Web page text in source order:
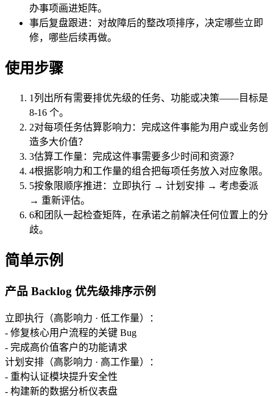
办事项画进矩阵。
事后复盘跟进：对故障后的整改项排序，决定哪些立即
修，哪些后续再做。
使用步骤
1 列出所有需要排优先级的任务、功能或决策——目标是
8-16 个。
2对每项任务估算影响力：完成这件事能为用户或业务创
造多大价值？
3估算工作量：完成这件事需要多少时间和资源？
4根据影响力和工作量的组合把每项任务放入对应象限。
5按象限顺序推进：立即执行 → 计划安排 → 考虑委派
→ 重新评估。
6和团队一起检查矩阵，在承诺之前解决任何位置上的分
歧。
简单示例
产品 Backlog 优先级排序示例
立即执行（高影响力 · 低工作量）：
- 修复核心用户流程的关键 Bug
- 完成高价值客户的功能请求
计划安排（高影响力 · 高工作量）：
- 重构认证模块提升安全性
- 构建新的数据分析仪表盘